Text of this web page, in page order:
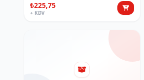
₺225,75
+ KDV